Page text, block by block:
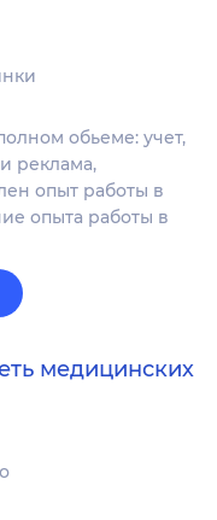
обьеме: учет,
реклама,
опыт работы в
опыта работы в
медицинских